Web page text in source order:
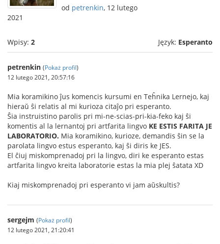
od petrenkin, 12 lutego
2021
Wpisy: 2 Język: Esperanto
petrenkin (Pokaż profil)
12 lutego 2021, 20:57:16
Mia koramikino ĵus komencis kursumi en Teĥnika Lernejo, kaj
hieraŭ ŝi relatis al mi kurioza citaĵo pri esperanto.
Ŝia instruistino parolis pri mi-ne-scias-pri-kia-feko kaj ŝi
komentis al la lernantoj pri artfarita lingvo KE ESTIS FARITA JE
LABORATORIO. Mia koramikino, kurioze, demandis ŝin se la
parolata lingvo estus esperanto, kaj ŝi diris ke JES.
El ĉiuj miskomprenadoj pri la lingvo, diri ke esperanto estas
artfarita lingvo kreita laboratorie estas la mia plej ŝatata XD
Kiaj miskomprenadoj pri esperanto vi jam aŭskultis?
sergejm (Pokaż profil)
12 lutego 2021, 21:20:41